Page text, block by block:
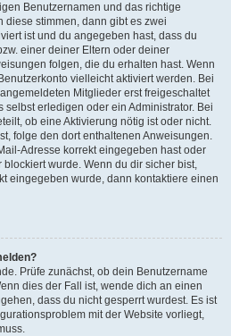
Benutzernamen und das richtige
diese stimmen, dann gibt es zwei
ist und du angegeben hast, dass du
einer deiner Eltern oder deiner
folgen, die du erhalten hast. Wenn
vielleicht aktiviert werden. Bei
Mitglieder erst freigeschaltet
erledigen oder ein Administrator. Bei
ob eine Aktivierung nötig ist oder nicht.
folge den dort enthaltenen Anweisungen.
Adresse korrekt eingegeben hast oder
wurde. Wenn du dir sicher bist,
eingegeben wurde, dann kontaktiere einen
Prüfe zunächst, ob dein Benutzername
dies der Fall ist, wende dich an einen
dass du nicht gesperrt wurdest. Es ist
mit der Website vorliegt,